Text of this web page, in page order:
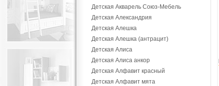
Детская Акварель Союз-Мебель
Детская Александрия
Детская Алешка
Детская Алешка (антрацит)
Детская Алиса
Детская Алиса анкор
Детская Алфавит красный
Детская Алфавит мята